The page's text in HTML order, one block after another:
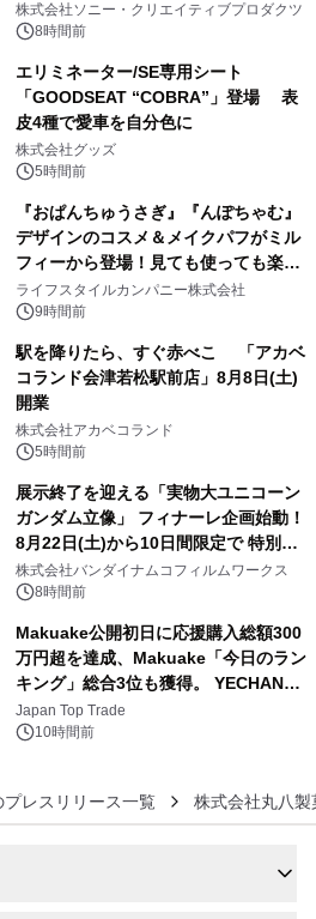
株式会社ソニー・クリエイティブプロダクツ
8時間前
エリミネーター/SE専用シート
「GOODSEAT “COBRA”」登場 表
皮4種で愛車を自分色に
株式会社グッズ
5時間前
『おぱんちゅうさぎ』『んぽちゃむ』
デザインのコスメ＆メイクパフがミル
フィーから登場！見ても使っても楽し
い、ポップでキュートなコレクショ
ン。
ライフスタイルカンパニー株式会社
9時間前
駅を降りたら、すぐ赤べこ 「アカベ
コランド会津若松駅前店」8月8日(土)
開業
株式会社アカベコランド
5時間前
展示終了を迎える「実物大ユニコーン
ガンダム立像」 フィナーレ企画始動！
8月22日(土)から10日間限定で 特別映
像『UNICORN GUNDAM Statue ―
BEYOND POSSIBILITY ―』を上映！
株式会社バンダイナムコフィルムワークス
8時間前
Makuake公開初日に応援購入総額300
万円超を達成、Makuake「今日のラン
キング」総合3位も獲得。 YECHAN音
浴シンギングボウル第2弾の大型サイ
ズ（XL・2XL・3XL）を先行販売中
Japan Top Trade
10時間前
レスリリース一覧 株式会社丸八製